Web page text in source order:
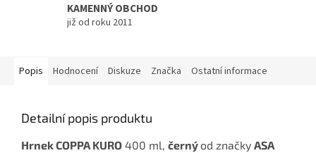
KAMENNÝ OBCHOD
již od roku 2011
Popis Hodnocení Diskuze Značka Ostatní informace
Detailní popis produktu
Hrnek COPPA KURO 400 ml, černý od značky ASA